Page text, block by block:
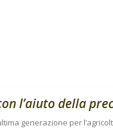
l’aiuto della
generazione per